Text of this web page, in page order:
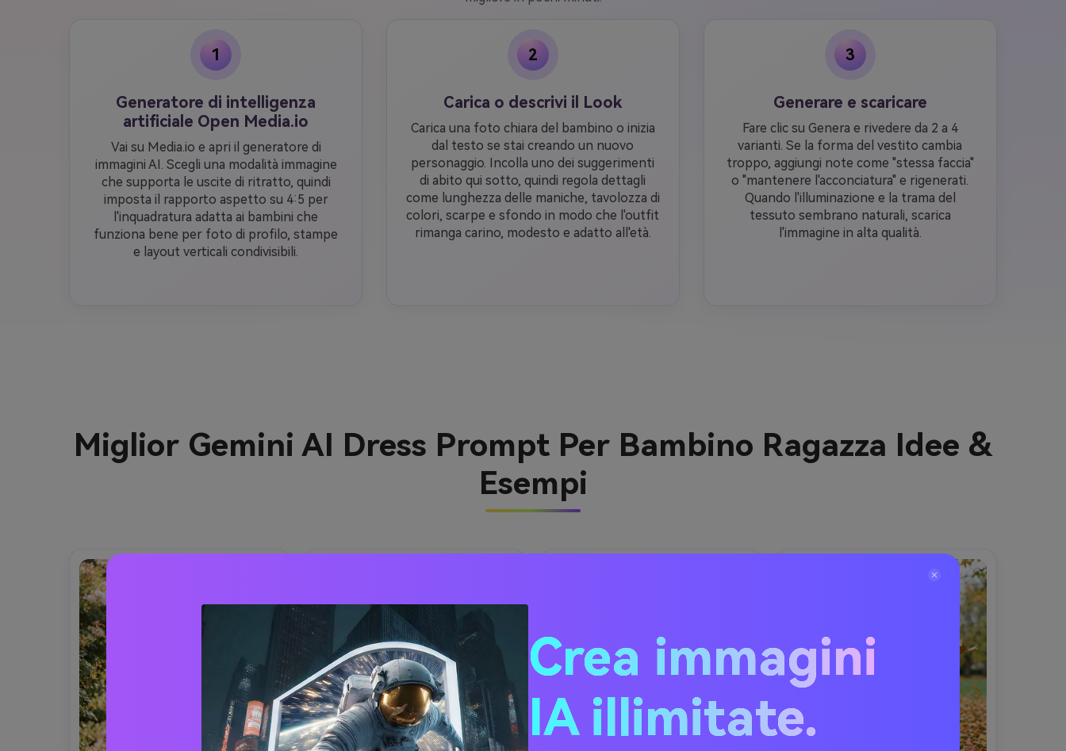
1
Generatore di intelligenza
artificiale Open Media.io
Vai su Media.io e apri il generatore di
immagini AI. Scegli una modalità immagine
che supporta le uscite di ritratto, quindi
imposta il rapporto aspetto su 4:5 per
l'inquadratura adatta ai bambini che
funziona bene per foto di profilo, stampe
e layout verticali condivisibili.
2
Carica o descrivi il Look
Carica una foto chiara del bambino o inizia
dal testo se stai creando un nuovo
personaggio. Incolla uno dei suggerimenti
di abito qui sotto, quindi regola dettagli
come lunghezza delle maniche, tavolozza di
colori, scarpe e sfondo in modo che l'outfit
rimanga carino, modesto e adatto all'età.
3
Generare e scaricare
Fare clic su Genera e rivedere da 2 a 4
varianti. Se la forma del vestito cambia
troppo, aggiungi note come "stessa faccia"
o "mantenere l'acconciatura" e rigenerati.
Quando l'illuminazione e la trama del
tessuto sembrano naturali, scarica
l'immagine in alta qualità.
Miglior Gemini AI Dress Prompt Per Bambino Ragazza Idee &
Esempi
Crea immagini
IA illimitate.